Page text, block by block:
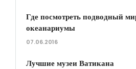
Где посмотреть подводный
океанариумы
07.06.2016
Лучшие музеи Ватикана